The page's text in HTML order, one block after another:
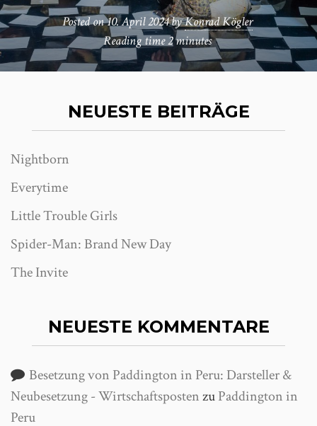
Posted on10. April 2024byKonrad Kögler
Reading time2 minutes
NEUESTE BEITRÄGE
Nightborn
Everytime
Little Trouble Girls
Spider-Man: Brand New Day
The Invite
NEUESTE KOMMENTARE
Besetzung von Paddington in Peru: Darsteller &
Neubesetzung - WirtschaftspostenzuPaddington in
Peru